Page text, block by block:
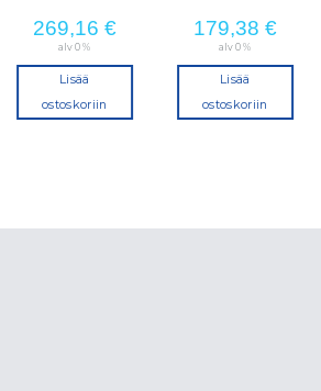
269,16 €
alv 0 %
Lisää
ostoskoriin
179,38 €
alv 0 %
Lisää
ostoskoriin